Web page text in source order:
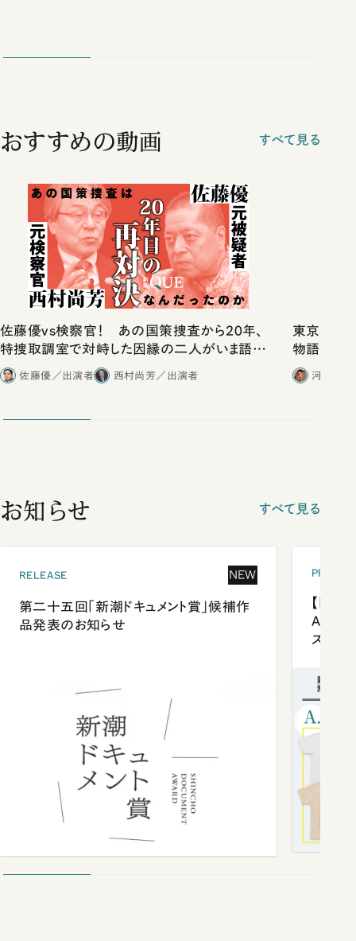
おすすめの動画 すべて見る
佐藤優vs検察官！ あの国策捜査から20年、
特捜取調室で対峙した因縁の二人がいま語り
合ったこと
佐藤優／出演者 西村尚芳／出演者
東京は都
物語」に
河野有
お知らせ すべて見る
RELEASE NEW
第二十五回「新潮ドキュメント賞」候補作
品発表のお知らせ
【「新
ズプレ